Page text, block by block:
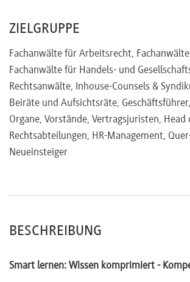
ZIELGRUPPE
Fachanwälte für Arbeitsrecht,
Fachanwälte für Handels- und
Rechtsanwälte, Inhouse-Counsels &
Beiräte und Aufsichtsräte,
Organe, Vorstände, Vertragsjuristen, Head
Rechtsabteilungen, HR-Management,
Neueinsteiger
BESCHREIBUNG
Smart lernen: Wissen komprimiert -